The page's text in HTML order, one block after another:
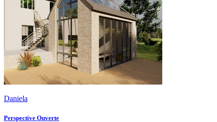
Daniela
Perspective Ouverte